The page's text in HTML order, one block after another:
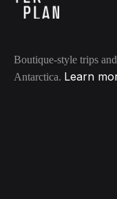
Boutique-style trips
Antarctica. Learn